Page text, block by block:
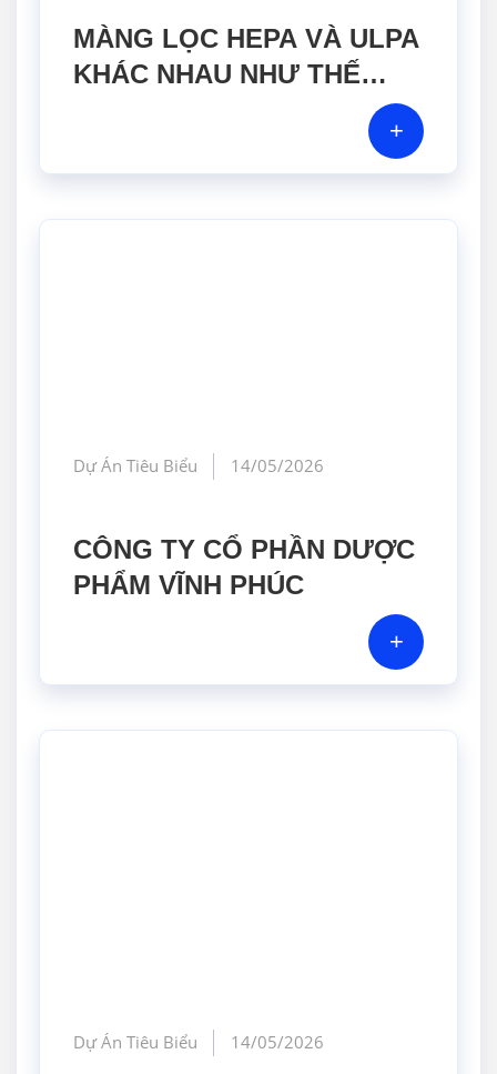
MÀNG LỌC HEPA VÀ ULPA
KHÁC NHAU NHƯ THẾ
NÀO? GIẢI PHÁP NÀO PHÙ
HỢP CHO PHÒNG SẠCH
DƯỢC PHẨM
+
Dự Án Tiêu Biểu 14/05/2026
CÔNG TY CỔ PHẦN DƯỢC
PHẨM VĨNH PHÚC
+
Dự Án Tiêu Biểu 14/05/2026